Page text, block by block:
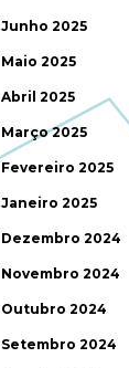
Junho 2025
Maio 2025
Abril 2025
Março 2025
Fevereiro 2025
Janeiro 2025
Dezembro 2024
Novembro 2024
Outubro 2024
Setembro 2024